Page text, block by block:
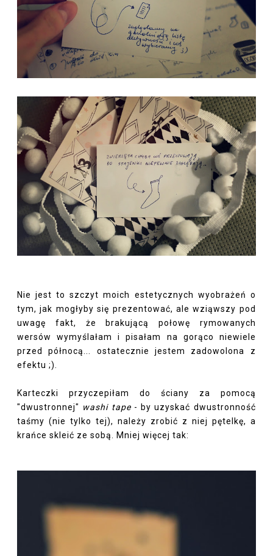
Nie jest to szczyt moich estetycznych wyobrażeń o
tym, jak mogłyby się prezentować, ale wziąwszy pod
uwagę fakt, że brakującą połowę rymowanych
wersów wymyślałam i pisałam na gorąco niewiele
przed północą... ostatecznie jestem zadowolona z
efektu ;).
Karteczki przyczepiłam do ściany za pomocą
"dwustronnej" washi tape- by uzyskać dwustronność
taśmy (nie tylko tej), należy zrobić z niej pętelkę, a
krańce skleić ze sobą. Mniej więcej tak: